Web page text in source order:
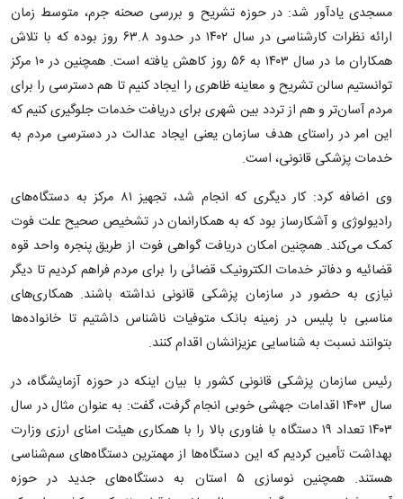
مسجدی یادآور شد: در حوزه تشریح و بررسی صحنه جرم، متوسط زمان
ارائه نظرات کارشناسی در سال ۱۴۰۲ در حدود ۶۳.۸ روز بوده که با تلاش
همکاران ما در سال ۱۴۰۳ به ۵۶ روز کاهش یافته است. همچنین در ۱۰ مرکز
توانستیم سالن تشریح و معاینه ظاهری را ایجاد کنیم تا هم دسترسی را برای
مردم آسان‌تر و هم از تردد بین شهری برای دریافت خدمات جلوگیری کنیم که
این امر در راستای هدف سازمان یعنی ایجاد عدالت در دسترسی مردم به
خدمات پزشکی قانونی، است.
وی اضافه کرد: کار دیگری که انجام شد، تجهیز ۸۱ مرکز به دستگاه‌های
رادیولوژی و آشکارساز بود که به همکارانمان در تشخیص صحیح علت فوت
کمک می‌کند. همچنین امکان دریافت گواهی فوت از طریق پنجره واحد قوه
قضائیه و دفاتر خدمات الکترونیک قضائی را برای مردم فراهم کردیم تا دیگر
نیازی به حضور در سازمان پزشکی قانونی نداشته باشند. همکاری‌های
مناسبی با پلیس در زمینه بانک متوفیات ناشناس داشتیم تا خانواده‌ها
بتوانند نسبت به شناسایی عزیزانشان اقدام کنند.
رئیس سازمان پزشکی قانونی کشور با بیان اینکه در حوزه آزمایشگاه، در
سال ۱۴۰۳ اقدامات جهشی خوبی انجام گرفت، گفت: به عنوان مثال در سال
۱۴۰۳ تعداد ۱۹ دستگاه با فناوری بالا را با همکاری هیئت امنای ارزی وزارت
بهداشت تأمین کردیم که این دستگاه‌ها از مهمترین دستگاه‌های سم‌شناسی
هستند. همچنین نوسازی ۵ استان به دستگاه‌های جدید در حوزه